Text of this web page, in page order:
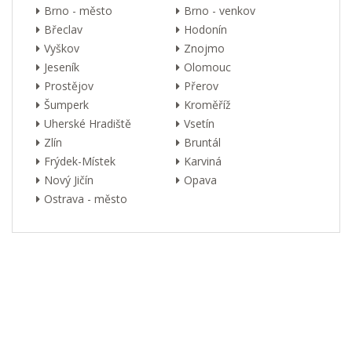
Brno - město
Brno - venkov
Břeclav
Hodonín
Vyškov
Znojmo
Jeseník
Olomouc
Prostějov
Přerov
Šumperk
Kroměříž
Uherské Hradiště
Vsetín
Zlín
Bruntál
Frýdek-Místek
Karviná
Nový Jičín
Opava
Ostrava - město